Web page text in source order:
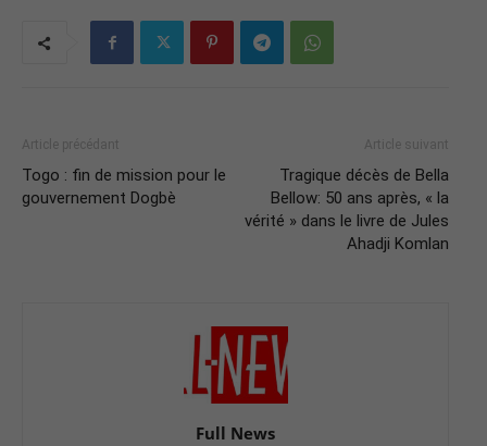
Article précédant
Togo : fin de mission pour le
gouvernement Dogbè
Article suivant
Tragique décès de Bella
Bellow: 50 ans après, « la
vérité » dans le livre de Jules
Ahadji Komlan
Full News